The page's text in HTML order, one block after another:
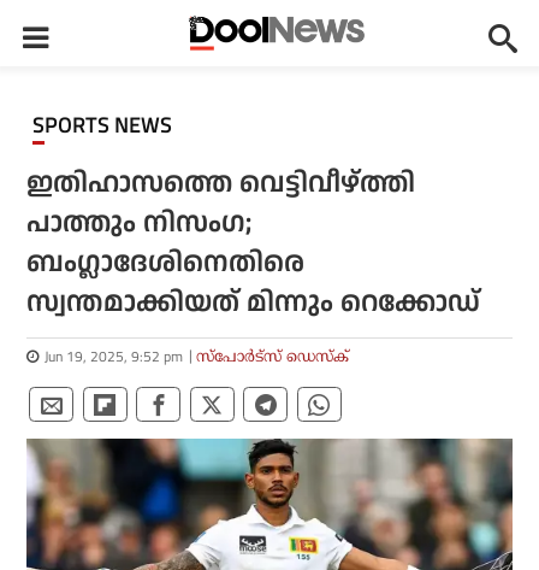
SPORTS NEWS
ഇതിഹാസത്തെ വെട്ടിവീഴ്ത്തി
പാത്തും നിസംഗ;
ബംഗ്ലാദേശിനെതിരെ
സ്വന്തമാക്കിയത് മിന്നും റെക്കോഡ്
Jun 19, 2025, 9:52 pm സ്പോര്‍ട്സ് ഡെസ്‌ക്